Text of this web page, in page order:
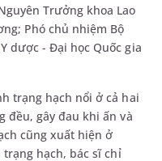
Trưởng khoa Lao
Phó chủ nhiệm Bộ
dược - Đại học Quốc gia
trạng hạch nổi ở cả hai
đều, gây đau khi ấn và
cũng xuất hiện ở
hạch, bác sĩ chỉ